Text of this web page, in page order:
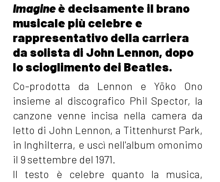
Imagineè decisamente il brano
musicale più celebre e
rappresentativo della carriera
da solista di John Lennon, dopo
lo scioglimento dei Beatles.
Co-prodotta da Lennon e Yōko Ono
insieme al discografico Phil Spector, la
canzone venne incisa nella camera da
letto di John Lennon, a Tittenhurst Park,
in Inghilterra, e uscì nell'album omonimo
il 9 settembre del 1971.
Il testo è celebre quanto la musica,